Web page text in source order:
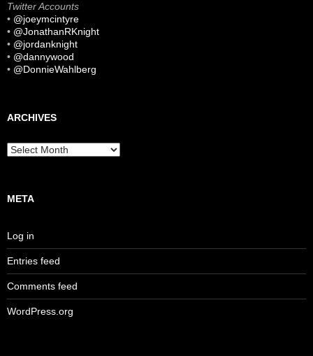
Twitter Accounts
• @joeymcintyre
• @JonathanRKnight
• @jordanknight
• @dannywood
• @DonnieWahlberg
ARCHIVES
Archives
META
Log in
Entries feed
Comments feed
WordPress.org